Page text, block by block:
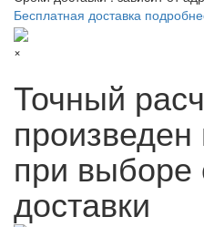
Бесплатная доставка
×
Точный
произведен
при выборе
доставки